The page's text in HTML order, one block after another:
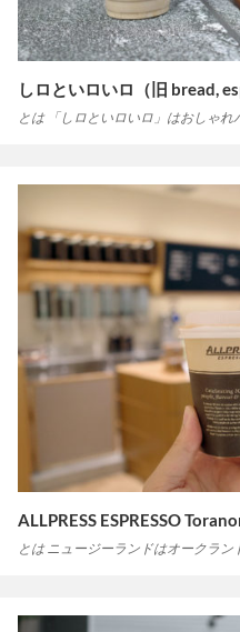
しロといロいロ（旧 bread,
とは 「しロといロいロ」はおしゃれ
ALLPRESS ESPRESSO
とは ニュージーランドはオークラ